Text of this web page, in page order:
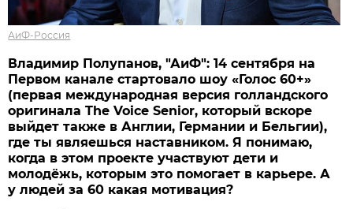
АиФ-Россия
Владимир Полупанов, "АиФ": 14 сентября на
Первом канале стартовало шоу «Голос 60+»
(первая международная версия голландского
оригинала The Voice Senior, который вскоре
выйдет также в Англии, Германии и Бельгии),
где ты являешься наставником. Я понимаю,
когда в этом проекте участвуют дети и
молодёжь, которым это помогает в карьере. А
у людей за 60 какая мотивация?